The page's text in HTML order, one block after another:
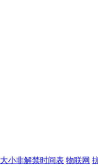
大小非解禁时间表 物联网